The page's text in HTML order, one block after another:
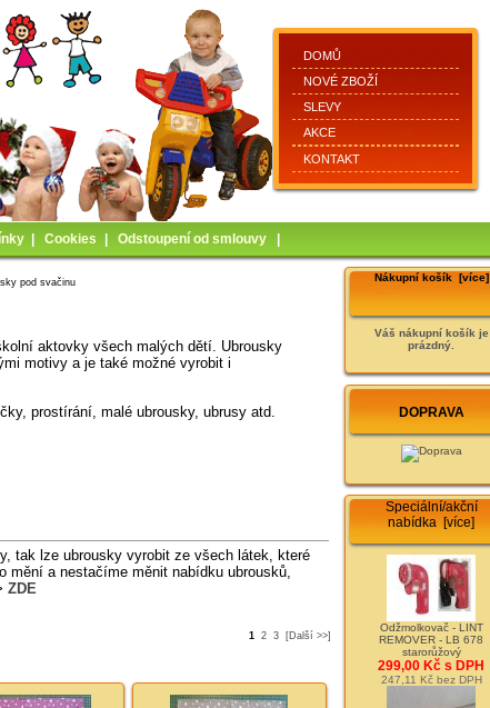
DOMŮ
NOVÉ ZBOŽÍ
SLEVY
AKCE
KONTAKT
Cookies Odstoupení od smlouvy
pod svačinu
aktovky všech malých dětí. Ubrousky
motivy a je také možné vyrobit i
prostírání, malé ubrousky, ubrusy atd.
tak lze ubrousky vyrobit ze všech látek, které
mění a nestačíme měnit nabídku ubrousků,
ZDE
1 2 3 [Další >>]
Nákupní košík [více]
Váš nákupní košík je
prázdný.
DOPRAVA
Speciální/akční
nabídka [více]
Odžmolkovač - LINT
REMOVER - LB 678
starorůžový
299,00 Kč s DPH
247,11 Kč bez DPH